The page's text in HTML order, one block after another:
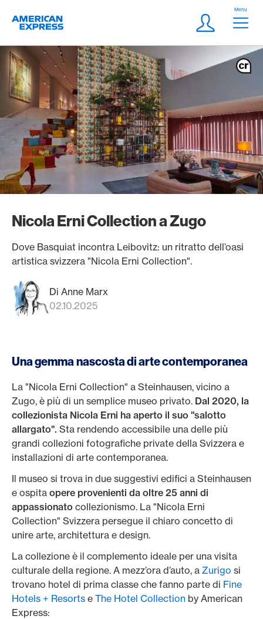
Logo
Meta
Login
Menu
Nicola Erni Collection a Zugo
Dove Basquiat incontra Leibovitz: un ritratto dell’oasi
artistica svizzera "Nicola Erni Collection".
Di Anne Marx
02.10.2025
Una gemma nascosta di arte contemporanea
La "Nicola Erni Collection" a Steinhausen, vicino a
Zugo, è più di un semplice museo privato. Dal 2020, la
collezionista Nicola Erni ha aperto il suo "salotto
allargato". Sta rendendo accessibile una delle più
grandi collezioni fotografiche private della Svizzera e
installazioni di arte contemporanea.
Il museo si trova in due suggestivi edifici a Steinhausen
e ospita opere provenienti da oltre 25 anni di
appassionato collezionismo. La "Nicola Erni
Collection" Svizzera persegue il chiaro concetto di
unire arte, architettura e design.
La collezione è il complemento ideale per una visita
culturale della regione. A mezz’ora d’auto, a Zurigo si
trovano hotel di prima classe che fanno parte di Fine
Hotels + Resorts e The Hotel Collection by American
Express: